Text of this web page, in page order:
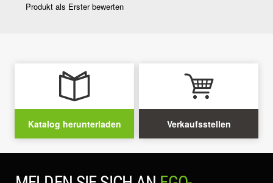
Katalog herunterladen Verkaufsstellen